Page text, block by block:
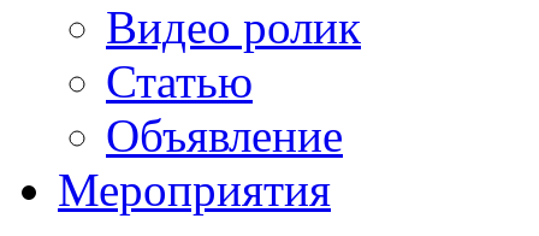
Видео ролик
Статью
Объявление
Мероприятия